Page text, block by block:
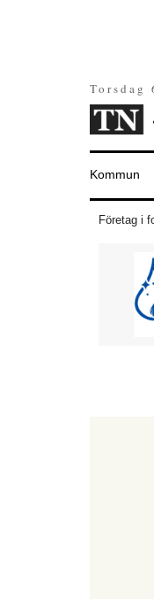
Torsdag
Kommun
Företag i